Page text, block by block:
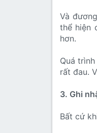
Và
thể hiện
hơn.
Quá
rất đau.
3. Ghi
Bất cứ